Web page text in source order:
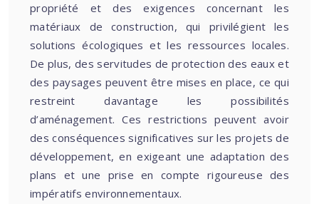
propriété et des exigences concernant les
matériaux de construction, qui privilégient les
solutions écologiques et les ressources locales.
De plus, des servitudes de protection des eaux et
des paysages peuvent être mises en place, ce qui
restreint davantage les possibilités
d’aménagement. Ces restrictions peuvent avoir
des conséquences significatives sur les projets de
développement, en exigeant une adaptation des
plans et une prise en compte rigoureuse des
impératifs environnementaux.